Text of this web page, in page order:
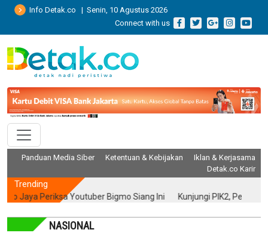
Info Detak.co | Senin, 10 Agustus 2026
Connect with us
Panduan Media Siber Ketentuan & Kebijakan
Iklan & Kerjasama
Detak.co Karir
Trending
Periksa Youtuber Bigmo Siang Ini Kunjungi PIK2, Peneliti Ungkap
NASIONAL